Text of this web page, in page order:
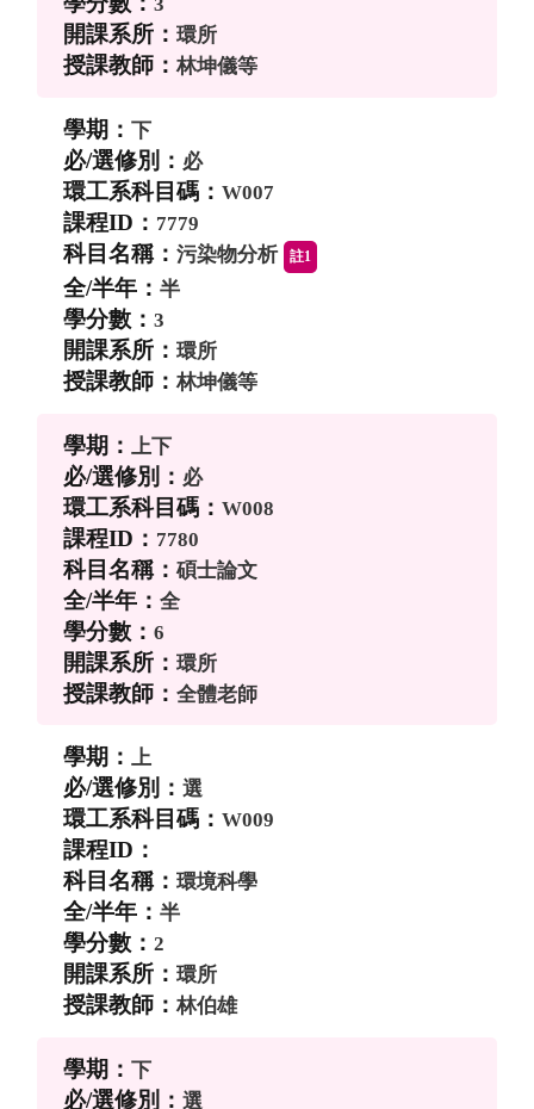
環所
林坤儀等
下
必
W007
7779
污染物分析
註1
半
3
環所
林坤儀等
上下
必
W008
7780
碩士論文
全
6
環所
全體老師
上
選
W009
環境科學
半
2
環所
林伯雄
下
選